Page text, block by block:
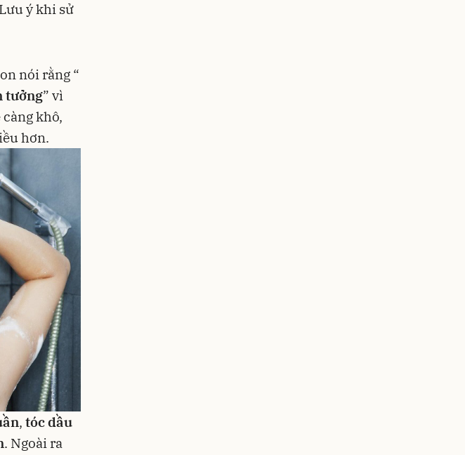
Lưu ý khi sử
nói rằng “
tưởng” vì
khô,
hơn.
, tóc dầu
. Ngoài ra